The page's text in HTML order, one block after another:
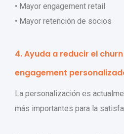
• Mayor engagement retail
• Mayor retención de socios
4. Ayuda a reducir el
engagement
La personalización es
más importantes para la